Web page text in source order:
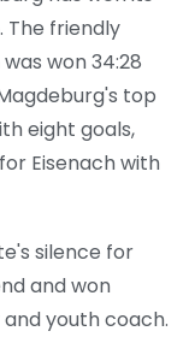
The friendly
won 34:28
top
eight goals,
Eisenach with
silence for
and won
youth coach.